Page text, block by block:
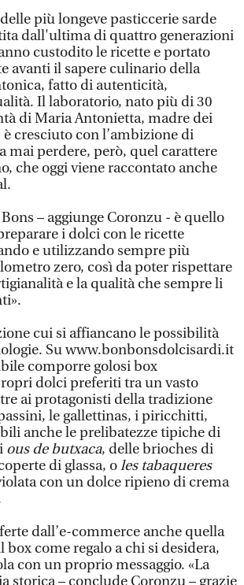
più longeve pasticcerie sarde
dall'ultima di quattro generazioni
custodito le ricette e portato
avanti il sapere culinario della
fatto di autenticità,
Il laboratorio, nato più di 30
di Maria Antonietta, madre dei
cresciuto con l’ambizione di
mai perdere, però, quel carattere
che oggi viene raccontato anche
– aggiunge Coronzu - è quello
i dolci con le ricette
e utilizzando sempre più
zero, così da poter rispettare
e la qualità che sempre li
cui si affiancano le possibilità
Su www.bonbonsdolcisardi.it
comporre golosi box
dolci preferiti tra un vasto
ai protagonisti della tradizione
le gallettinas, i piricchitti,
anche le prelibatezze tipiche di
ous de butxaca, delle brioches di
di glassa, oles tabaqueres
con un dolce ripieno di crema
dall’e-commerce anche quella
come regalo a chi si desidera,
con un proprio messaggio. «La
storica – conclude Coronzu – grazie